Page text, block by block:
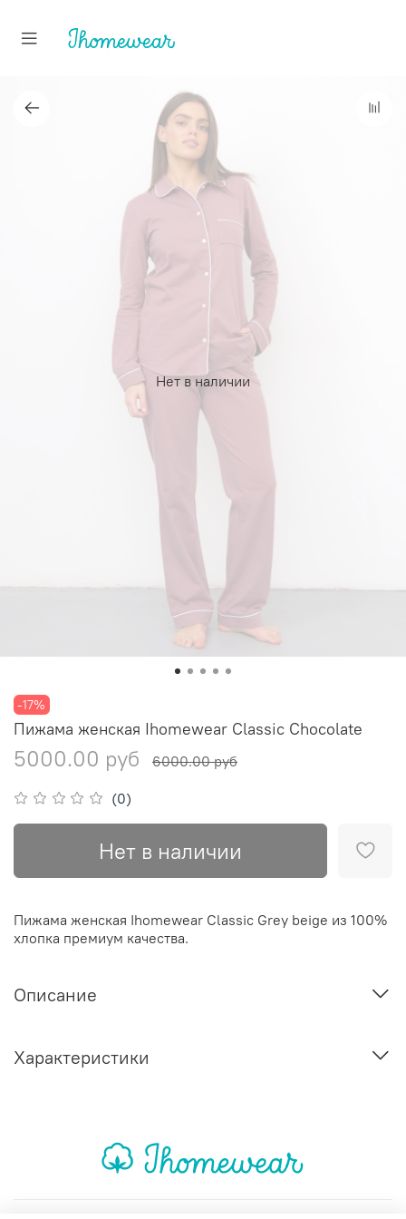
Нет в наличии
-17%
(0)
Пижама женская Ihomewear Classic Chocolate
5000.00 руб 6000.00 руб
Нет в наличии
Пижама женская Ihomewear Classic Grey beige из 100%
хлопка премиум качества.
Описание
Характеристики